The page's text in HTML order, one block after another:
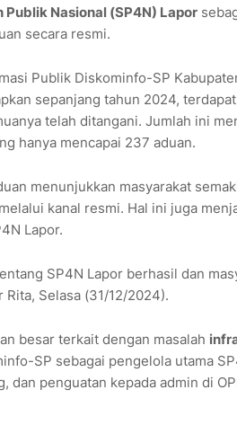
Nasional (SP4N) Lapor
secara resmi.
Publik Diskominfo-SP
sepanjang tahun 2024, terdapat
telah ditangani. Jumlah ini
hanya mencapai 237 aduan.
menunjukkan masyarakat
kanal resmi. Hal ini juga
Lapor.
SP4N Lapor berhasil dan
Rita, Selasa (31/12/2024).
besar terkait dengan masalah
SP sebagai pengelola utama
dan penguatan kepada admin di